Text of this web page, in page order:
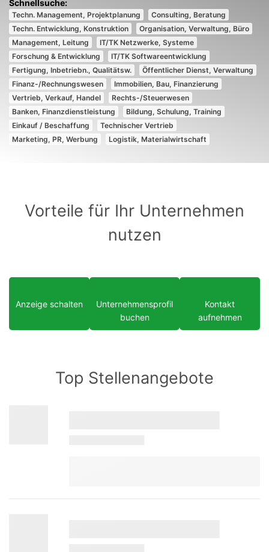
Techn. Management, Projektplanung
Consulting, Beratung
Techn. Entwicklung, Konstruktion
Organisation, Verwaltung, Büro
Management, Leitung
IT/TK Netzwerke, Systeme
Forschung & Entwicklung
IT/TK Softwareentwicklung
Fertigung, Inbetriebn., Qualitätsw.
Öffentlicher Dienst, Verwaltung
Finanz-/Rechnungswesen
Immobilien, Bau, Finanzierung
Vertrieb, Verkauf, Handel
Rechts-/Steuerwesen
Banken, Finanzdienstleistung
Bildung, Schulung, Training
Einkauf / Beschaffung
Technischer Vertrieb
Marketing, PR, Werbung
Logistik, Materialwirtschaft
Vorteile für Ihr Unternehmen
nutzen
Anzeige schalten
Unternehmensprofil
buchen
Kontakt
aufnehmen
Top Stellenangebote